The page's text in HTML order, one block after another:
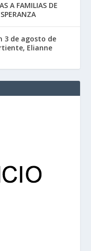
A FAMILIAS DE
3 de agosto de
Elianne